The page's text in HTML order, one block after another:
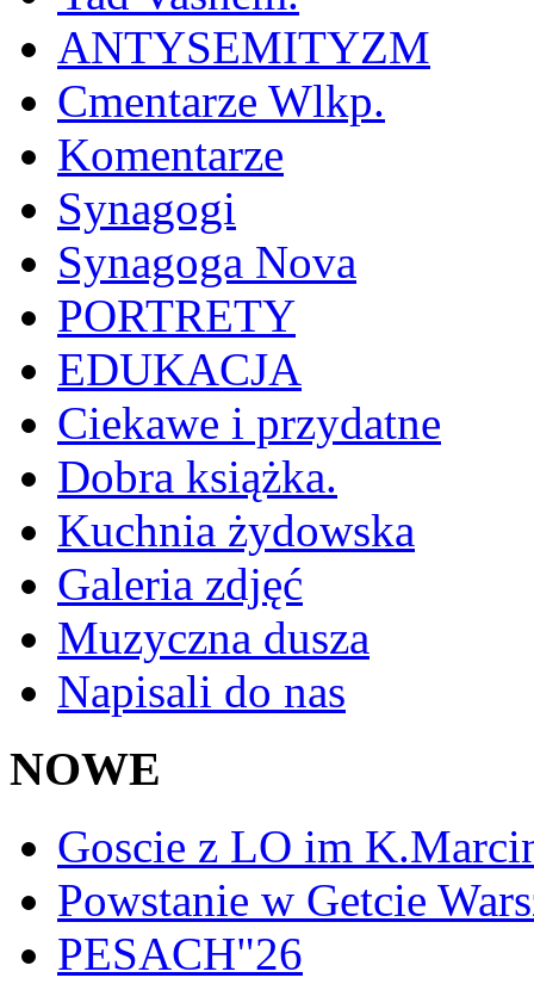
ANTYSEMITYZM
Cmentarze Wlkp.
Komentarze
Synagogi
Synagoga Nova
PORTRETY
EDUKACJA
Ciekawe i przydatne
Dobra książka.
Kuchnia żydowska
Galeria zdjęć
Muzyczna dusza
Napisali do nas
NOWE
Goscie z LO im
Powstanie w Getcie
PESACH"26